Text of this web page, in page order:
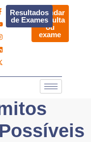
Agendar
consulta
ou
exame
Resultados
de Exames